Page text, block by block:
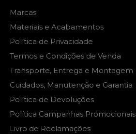
Marcas
Materiais e Acabamentos
Política de Privacidade
Termos e Condições de Venda
Transporte, Entrega e Montagem
Cuidados, Manutenção e Garantia
Política de Devoluções
Política Campanhas Promocionais
Livro de Reclamações